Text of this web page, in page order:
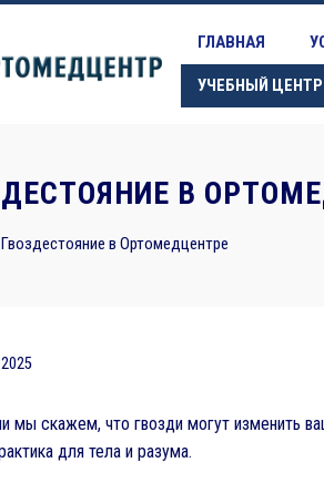
ГЛАВНАЯ
УЧЕБНЫЙ ЦЕНТР
В
Гвоздестояние в Ортомедцентре
мы скажем, что гвозди могут изменить
для тела и разума.